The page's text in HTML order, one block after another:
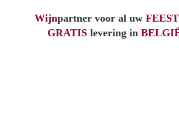
Wijnpartner voor al uw
GRATISlevering in